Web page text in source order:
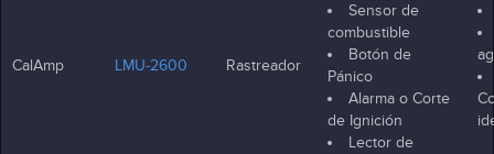
CalAmp LMU-2600 Rastreador
Sensor de
combustible
Botón de
Pánico
Alarma o Corte
de Ignición
Lector de